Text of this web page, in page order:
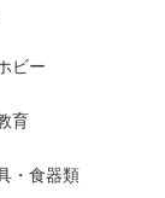
ビー
育
・食器類